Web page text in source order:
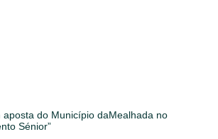
do Município daMealhada no
Sénior”